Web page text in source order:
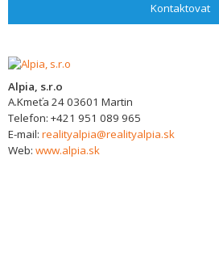
Kontaktovat
Alpia, s.r.o
A.Kmeťa 2403601 Martin
Telefon: +421 951 089 965
E-mail: realityalpia@realityalpia.sk
Web: www.alpia.sk